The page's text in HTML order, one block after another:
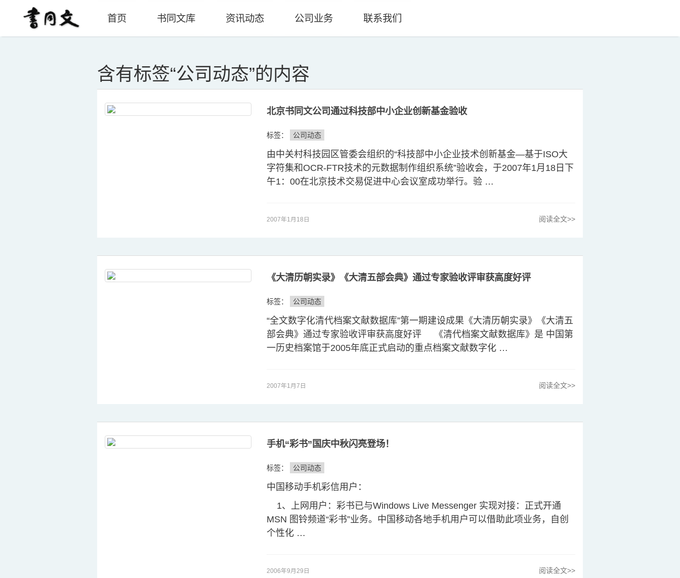
首页 书同文库 资讯动态 公司业务 联系我们
含有标签“公司动态”的内容
北京书同文公司通过科技部中小企业创新基金验收
标签： 公司动态
由中关村科技园区管委会组织的“科技部中小企业技术创新基金—基于ISO大
字符集和OCR-FTR技术的元数据制作组织系统”验收会，于2007年1月18日下
午1：00在北京技术交易促进中心会议室成功举行。验 …
2007年1月18日 阅读全文>>
《大清历朝实录》《大清五部会典》通过专家验收评审获高度好评
标签： 公司动态
“全文数字化清代档案文献数据库”第一期建设成果《大清历朝实录》《大清五
部会典》通过专家验收评审获高度好评 《清代档案文献数据库》是 中国第
一历史档案馆于2005年底正式启动的重点档案文献数字化 …
2007年1月7日 阅读全文>>
手机“彩书”国庆中秋闪亮登场！
标签： 公司动态
中国移动手机彩信用户：
1、上网用户：彩书已与Windows Live Messenger 实现对接：正式开通
MSN 图铃频道“彩书”业务。中国移动各地手机用户可以借助此项业务，自创
个性化 …
2006年9月29日 阅读全文>>